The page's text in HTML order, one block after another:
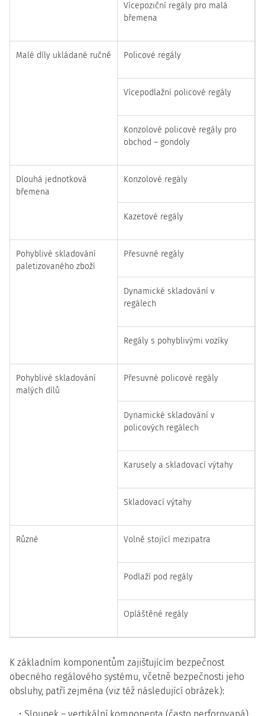
Vícepoziční regály pro malá
břemena
Malé díly ukládané ručně Policové regály
Vícepodlažní policové regály
Konzolové policové regály pro
obchod – gondoly
Dlouhá jednotková
břemena
Konzolové regály
Kazetové regály
Pohyblivé skladování
paletizovaného zboží
Přesuvné regály
Dynamické skladování v
regálech
Regály s pohyblivými vozíky
Pohyblivé skladování
malých dílů
Přesuvné policové regály
Dynamické skladování v
policových regálech
Karusely a skladovací výtahy
Skladovací výtahy
Různé Volně stojící mezipatra
Podlaží pod regály
Opláštěné regály
K základním komponentům zajišťujícím bezpečnost
obecného regálového systému, včetně bezpečnosti jeho
obsluhy, patří zejména (viz též následující obrázek):